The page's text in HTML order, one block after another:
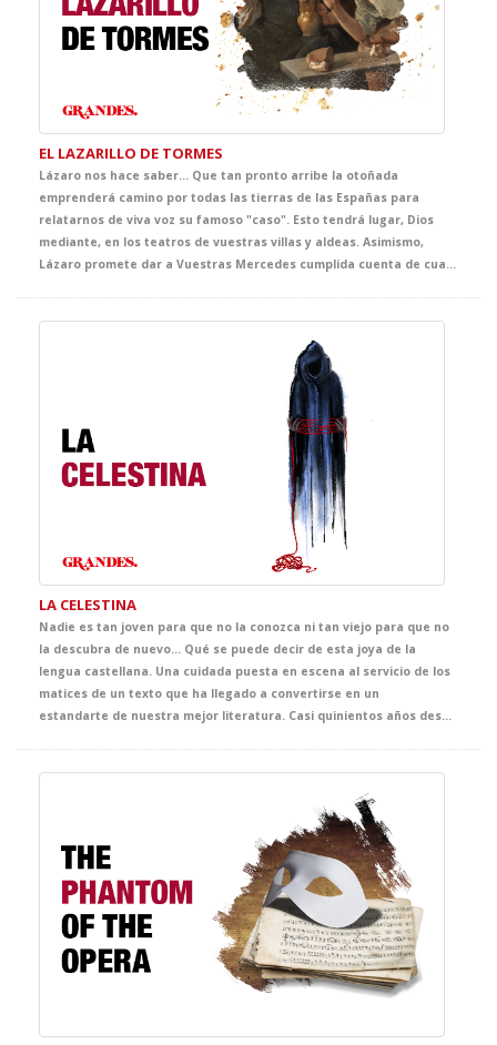
EL LAZARILLO DE TORMES
Lázaro nos hace saber… Que tan pronto arribe la otoñada
emprenderá camino por todas las tierras de las Españas para
relatarnos de viva voz su famoso "caso". Esto tendrá lugar, Dios
mediante, en los teatros de vuestras villas y aldeas. Asimismo,
Lázaro promete dar a Vuestras Mercedes cumplida cuenta de cuantas fortunas y adversidades le acontecieron, bien es verdad que pocas y breves fueron las primeras y cuantiosas y muy penosas las segundas. Lázaro confía que del conocimiento de tan triste y divertida historia sepan extraer Vuestras Mercedes y, muy principalmente, vuestros discípulos, tanto el buen juicio que les ayude a evitar los malos senderos y los malos compañeros, como la cristiana compasión y la inmerecida generosidad que precisa su muy hambrienta persona. Quedando agradecido de ser considerado dentro del ciclo GRANDES, con tan notables figuras.
LA CELESTINA
Nadie es tan joven para que no la conozca ni tan viejo para que no
la descubra de nuevo... Qué se puede decir de esta joya de la
lengua castellana. Una cuidada puesta en escena al servicio de los
matices de un texto que ha llegado a convertirse en un
estandarte de nuestra mejor literatura. Casi quinientos años después de haber sido escrita, esta obra nos demuestra lo poco que ha cambiado la esencia de las pasiones humanas, y el precio que se puede llegar a pagar por creer dominarlas.